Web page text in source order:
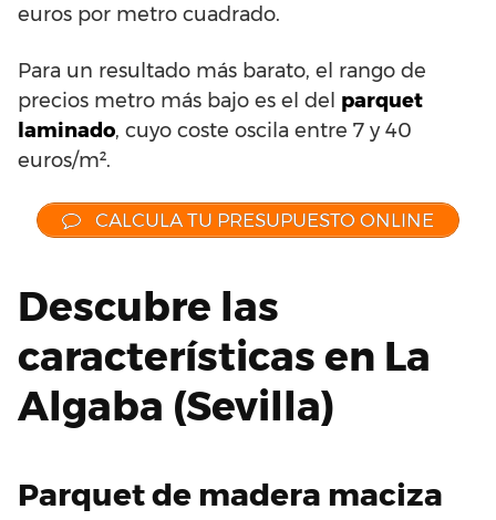
euros por metro cuadrado.
Para un resultado más barato, el rango de
precios metro más bajo es el del parquet
laminado, cuyo coste oscila entre 7 y 40
euros/m².
CALCULA TU PRESUPUESTO ONLINE
Descubre las
características en La
Algaba (Sevilla)
Parquet de madera maciza